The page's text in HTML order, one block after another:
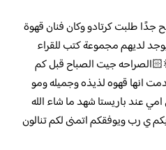
طلبت كرتادو وكان فنان قهوة
لديهم مجموعة كتب للقراء
جيت الصباح قبل كم
قهوه لذيذه وجميله ومو
عند باريستا شهد ما شاء الله
ي رب ويوفقكم اتمنى لكم تنالون